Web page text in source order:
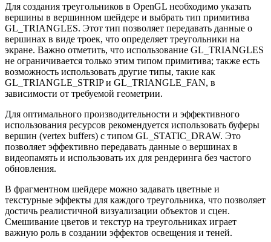
Для создания треугольников в OpenGL необходимо указать
вершины в вершинном шейдере и выбрать тип примитива
GL_TRIANGLES. Этот тип позволяет передавать данные о
вершинах в виде троек, что определяет треугольники на
экране. Важно отметить, что использование GL_TRIANGLES
не ограничивается только этим типом примитива; также есть
возможность использовать другие типы, такие как
GL_TRIANGLE_STRIP и GL_TRIANGLE_FAN, в
зависимости от требуемой геометрии.
Для оптимального производительности и эффективного
использования ресурсов рекомендуется использовать буферы
вершин (vertex buffers) с типом GL_STATIC_DRAW. Это
позволяет эффективно передавать данные о вершинах в
видеопамять и использовать их для рендеринга без частого
обновления.
В фрагментном шейдере можно задавать цветные и
текстурные эффекты для каждого треугольника, что позволяет
достичь реалистичной визуализации объектов и сцен.
Смешивание цветов и текстур на треугольниках играет
важную роль в создании эффектов освещения и теней.